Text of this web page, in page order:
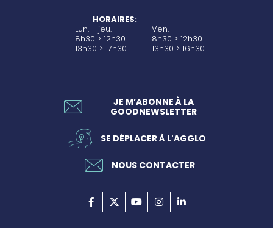
HORAIRES:
Lun. - jeu.
8h30 > 12h30
13h30 > 17h30
Ven.
8h30 > 12h30
13h30 > 16h30
JE M’ABONNE À LA
GOODNEWSLETTER
SE DÉPLACER À L'AGGLO
NOUS CONTACTER